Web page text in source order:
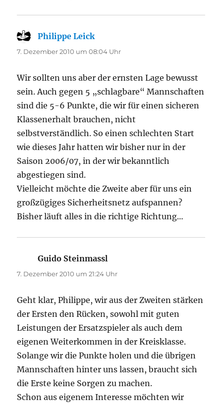
Philippe Leicksagt:
7. Dezember 2010 um 08:04 Uhr
Wir sollten uns aber der ernsten Lage bewusst
sein. Auch gegen 5 „schlagbare“ Mannschaften
sind die 5-6 Punkte, die wir für einen sicheren
Klassenerhalt brauchen, nicht
selbstverständlich. So einen schlechten Start
wie dieses Jahr hatten wir bisher nur in der
Saison 2006/07, in der wir bekanntlich
abgestiegen sind.
Vielleicht möchte die Zweite aber für uns ein
großzügiges Sicherheitsnetz aufspannen?
Bisher läuft alles in die richtige Richtung…
Guido Steinmassl
7. Dezember 2010 um 21:24 Uhr
Geht klar, Philippe, wir aus der Zweiten stärken
der Ersten den Rücken, sowohl mit guten
Leistungen der Ersatzspieler als auch dem
eigenen Weiterkommen in der Kreisklasse.
Solange wir die Punkte holen und die übrigen
Mannschaften hinter uns lassen, braucht sich
die Erste keine Sorgen zu machen.
Schon aus eigenem Interesse möchten wir